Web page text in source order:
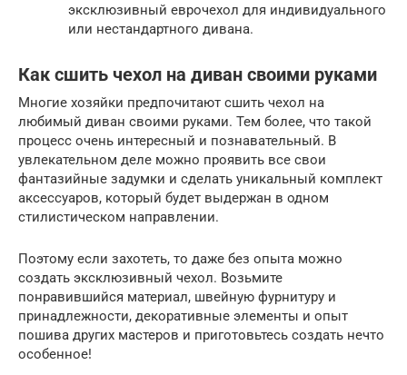
эксклюзивный еврочехол для индивидуального
или нестандартного дивана.
Как сшить чехол на диван своими руками
Многие хозяйки предпочитают сшить чехол на
любимый диван своими руками. Тем более, что такой
процесс очень интересный и познавательный. В
увлекательном деле можно проявить все свои
фантазийные задумки и сделать уникальный комплект
аксессуаров, который будет выдержан в одном
стилистическом направлении.
Поэтому если захотеть, то даже без опыта можно
создать эксклюзивный чехол. Возьмите
понравившийся материал, швейную фурнитуру и
принадлежности, декоративные элементы и опыт
пошива других мастеров и приготовьтесь создать нечто
особенное!